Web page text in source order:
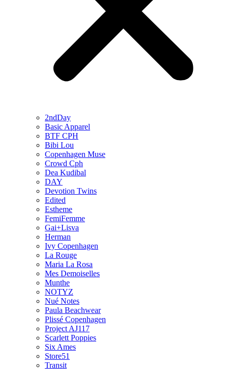
2ndDay
Basic Apparel
BTF CPH
Bibi Lou
Copenhagen Muse
Crowd Cph
Dea Kudibal
DAY
Devotion Twins
Edited
Estheme
FemiFemme
Gai+Lisva
Herman
Ivy Copenhagen
La Rouge
Maria La Rosa
Mes Demoiselles
Munthe
NOTYZ
Nué Notes
Paula Beachwear
Plissé Copenhagen
Project AJ117
Scarlett Poppies
Six Ames
Store51
Transit